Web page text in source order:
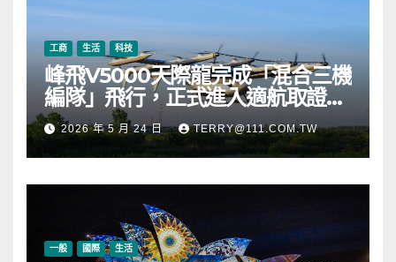
工商 生活 科技
峰飛V5000天際龍完成「混合三機
編隊」飛行，正式進入適航取證階
段2026 年 5 月 24 日 TERRY@111.COM.TW
一般 國際 生活